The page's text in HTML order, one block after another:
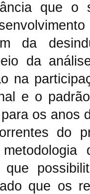
que o
da
da
na
e o
os anos
do
que
que os